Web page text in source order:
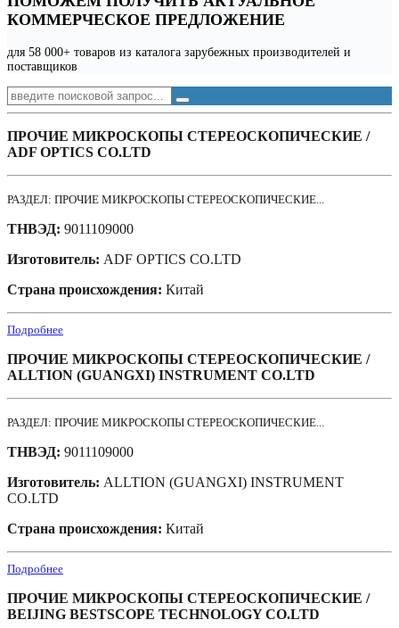
КОММЕРЧЕСКОЕ ПРЕДЛОЖЕНИЕ
для 58 000+ товаров из каталога зарубежных производителей и
поставщиков
ПРОЧИЕ МИКРОСКОПЫ СТЕРЕОСКОПИЧЕСКИЕ /
ADF OPTICS CO.LTD
РАЗДЕЛ: ПРОЧИЕ МИКРОСКОПЫ СТЕРЕОСКОПИЧЕСКИЕ...
ТНВЭД: 9011109000
Изготовитель: ADF OPTICS CO.LTD
Страна происхождения: Китай
Подробнее
ПРОЧИЕ МИКРОСКОПЫ СТЕРЕОСКОПИЧЕСКИЕ /
ALLTION (GUANGXI) INSTRUMENT CO.LTD
РАЗДЕЛ: ПРОЧИЕ МИКРОСКОПЫ СТЕРЕОСКОПИЧЕСКИЕ...
ТНВЭД: 9011109000
Изготовитель: ALLTION (GUANGXI) INSTRUMENT
CO.LTD
Страна происхождения: Китай
Подробнее
ПРОЧИЕ МИКРОСКОПЫ СТЕРЕОСКОПИЧЕСКИЕ /
BEIJING BESTSCOPE TECHNOLOGY CO.LTD